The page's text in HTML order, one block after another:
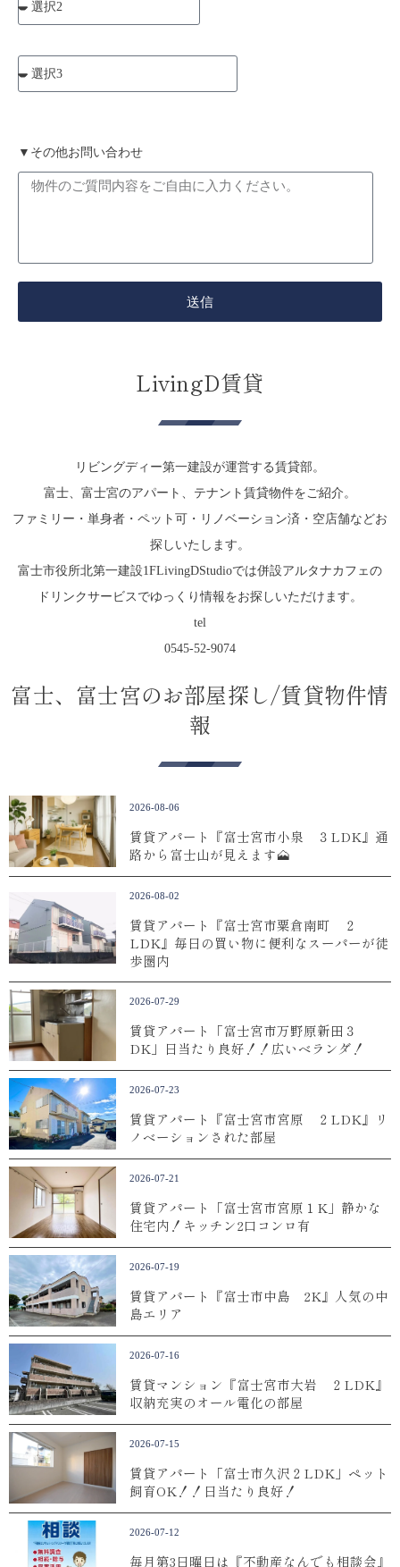
▼その他お問い合わせ
送信
LivingD賃貸
リビングディー第一建設が運営する賃貸部。
富士、富士宮のアパート、テナント賃貸物件をご紹介。
ファミリー・単身者・ペット可・リノベーション済・空店舗などお
探しいたします。
富士市役所北第一建設1FLivingDStudioでは併設アルタナカフェの
ドリンクサービスでゆっくり情報をお探しいただけます。
tel
0545-52-9074
富士、富士宮のお部屋探し/賃貸物件情
報
2026-08-06
賃貸アパート『富士宮市小泉 ３LDK』通
路から富士山が見えます🗻
2026-08-02
賃貸アパート『富士宮市粟倉南町 ２
LDK』毎日の買い物に便利なスーパーが徒
歩圏内
2026-07-29
賃貸アパート「富士宮市万野原新田３
DK」日当たり良好！！広いベランダ！
2026-07-23
賃貸アパート『富士宮市宮原 ２LDK』リ
ノベーションされた部屋
2026-07-21
賃貸アパート「富士宮市宮原１K」静かな
住宅内！キッチン2口コンロ有
2026-07-19
賃貸アパート『富士市中島 2K』人気の中
島エリア
2026-07-16
賃貸マンション『富士宮市大岩 ２LDK』
収納充実のオール電化の部屋
2026-07-15
賃貸アパート「富士市久沢２LDK」ペット
飼育OK！！日当たり良好！
2026-07-12
毎月第3日曜日は『不動産なんでも相談会』